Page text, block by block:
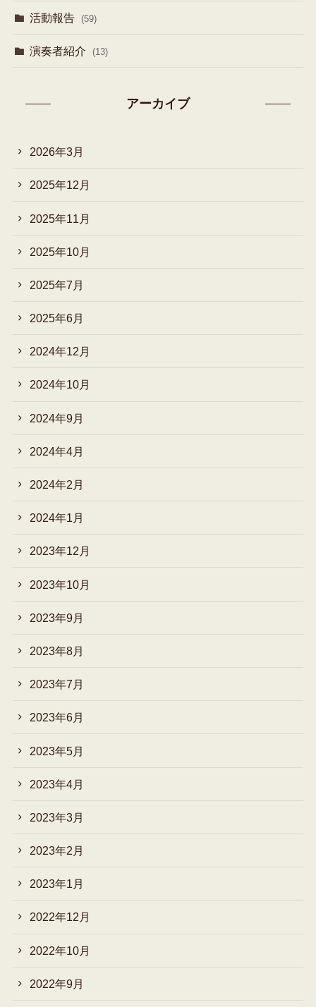
活動報告 (59)
演奏者紹介 (13)
アーカイブ
2026年3月
2025年12月
2025年11月
2025年10月
2025年7月
2025年6月
2024年12月
2024年10月
2024年9月
2024年4月
2024年2月
2024年1月
2023年12月
2023年10月
2023年9月
2023年8月
2023年7月
2023年6月
2023年5月
2023年4月
2023年3月
2023年2月
2023年1月
2022年12月
2022年10月
2022年9月